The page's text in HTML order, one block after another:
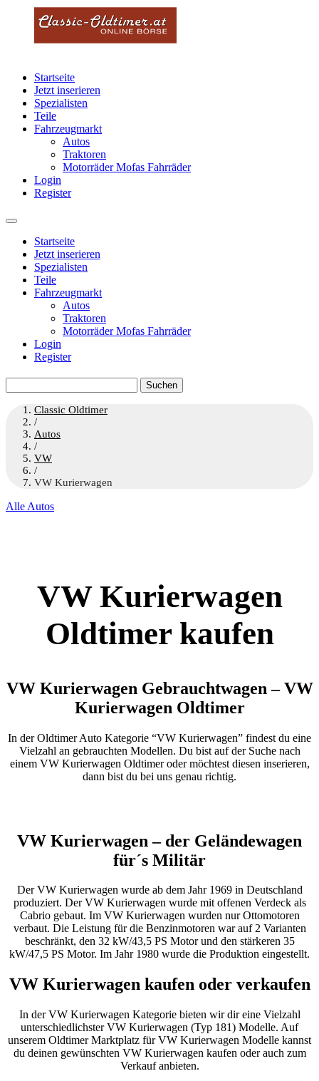
Startseite
Jetzt inserieren
Spezialisten
Teile
Fahrzeugmarkt
Autos
Traktoren
Motorräder Mofas Fahrräder
Login
Register
Startseite
Jetzt inserieren
Spezialisten
Teile
Fahrzeugmarkt
Autos
Traktoren
Motorräder Mofas Fahrräder
Login
Register
nach:
Classic Oldtimer
/
Autos
/
VW
/
VW Kurierwagen
Alle Autos
VW Kurierwagen
Oldtimer kaufen
VW Kurierwagen Gebrauchtwagen – VW
Kurierwagen Oldtimer
In der Oldtimer Auto Kategorie “VW Kurierwagen” findest du eine
Vielzahl an gebrauchten Modellen. Du bist auf der Suche nach
einem VW Kurierwagen Oldtimer oder möchtest diesen inserieren,
dann bist du bei uns genau richtig.
VW Kurierwagen – der Geländewagen
für´s Militär
Der VW Kurierwagen wurde ab dem Jahr 1969 in Deutschland
produziert. Der VW Kurierwagen wurde mit offenen Verdeck als
Cabrio gebaut. Im VW Kurierwagen wurden nur Ottomotoren
verbaut. Die Leistung für die Benzinmotoren war auf 2 Varianten
beschränkt, den 32 kW/43,5 PS Motor und den stärkeren 35
kW/47,5 PS Motor. Im Jahr 1980 wurde die Produktion eingestellt.
VW Kurierwagen kaufen oder verkaufen
In der VW Kurierwagen Kategorie bieten wir dir eine Vielzahl
unterschiedlichster VW Kurierwagen (Typ 181) Modelle. Auf
unserem Oldtimer Marktplatz für VW Kurierwagen Modelle kannst
du deinen gewünschten VW Kurierwagen kaufen oder auch zum
Verkauf anbieten.